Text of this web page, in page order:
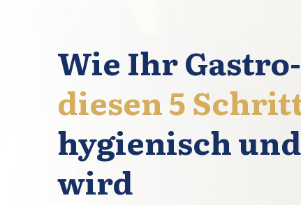
Wie Ihr
diesen 5
hygienisch
wird